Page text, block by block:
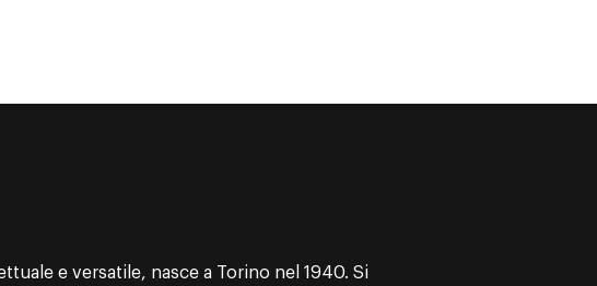
e versatile, nasce a Torino nel 1940. Si